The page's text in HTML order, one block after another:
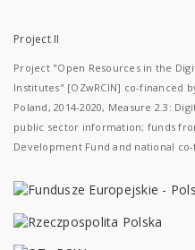
Project II
Project "Open Resources in the
Institutes" [OZwRCIN] co-financed
Poland, 2014-2020, Measure 2.3:
public sector information; funds
Development Fund and national